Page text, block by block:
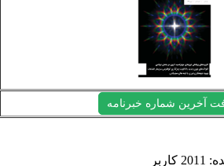
آخرین شماره خبرنامه